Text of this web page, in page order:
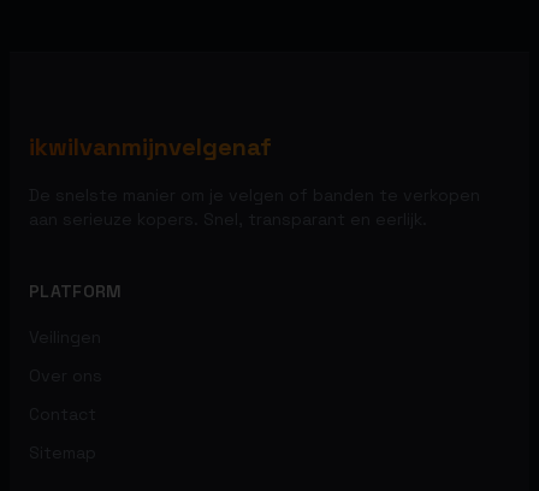
ikwilvanmijnvelgenaf
PLATFORM